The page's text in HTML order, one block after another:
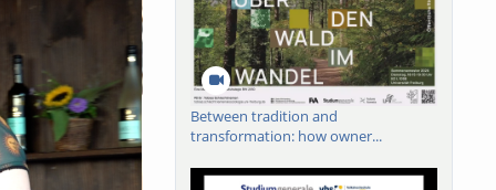
Between tradition and
transformation: how owner...